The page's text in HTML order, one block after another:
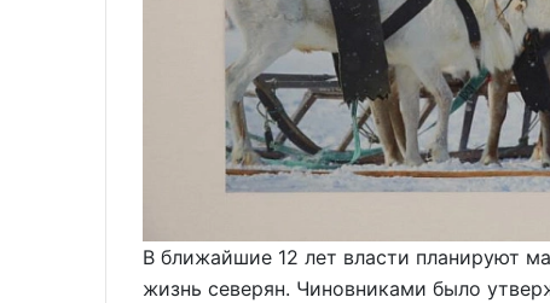
В ближайшие 12 лет власти планируют
жизнь северян. Чиновниками было